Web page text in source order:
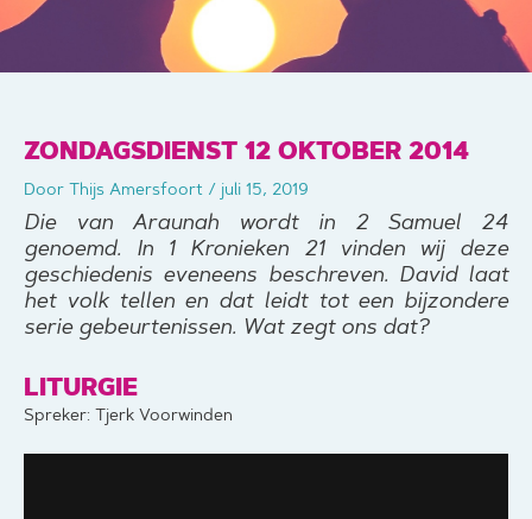
ZONDAGSDIENST 12 OKTOBER 2014
Door Thijs Amersfoort / juli 15, 2019
Die van Araunah wordt in 2 Samuel 24
genoemd. In 1 Kronieken 21 vinden wij deze
geschiedenis eveneens beschreven. David laat
het volk tellen en dat leidt tot een bijzondere
serie gebeurtenissen. Wat zegt ons dat?
LITURGIE
Spreker: Tjerk Voorwinden